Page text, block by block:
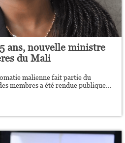
ans, nouvelle ministre
du Mali
malienne fait partie du
membres a été rendue publique...